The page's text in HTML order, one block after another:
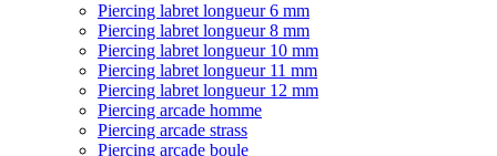
Piercing labret longueur 6 mm
Piercing labret longueur 8 mm
Piercing labret longueur 10 mm
Piercing labret longueur 11 mm
Piercing labret longueur 12 mm
Piercing arcade homme
Piercing arcade strass
Piercing arcade boule